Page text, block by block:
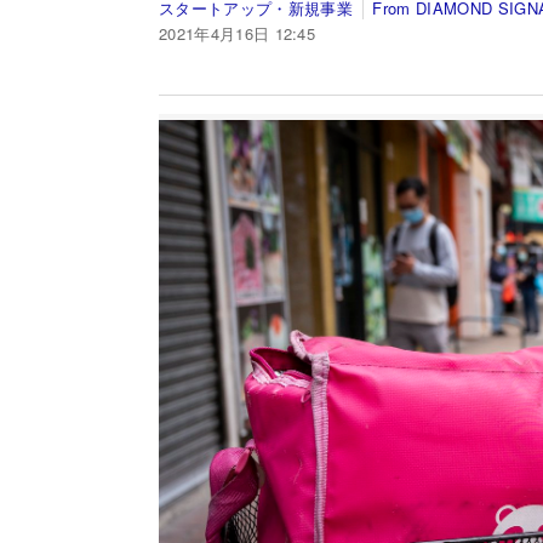
スタートアップ・新規事業
From DIAMOND
2021年4月16日 12:45